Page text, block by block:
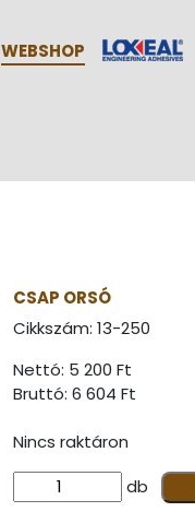
WEBSHOP
CSAP ORSÓ
Cikkszám: 13-250
Nettó: 5 200 Ft
Bruttó: 6 604 Ft
Nincs raktáron
db